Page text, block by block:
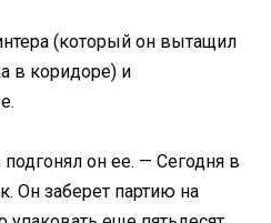
(который он вытащил
в коридоре) и
он ее. — Сегодня в
Он заберет партию на